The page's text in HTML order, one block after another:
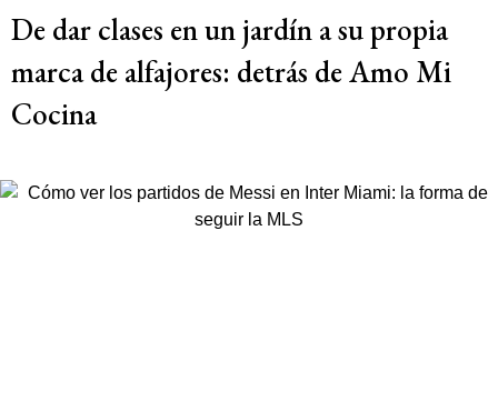
De dar clases en un jardín a su propia
marca de alfajores: detrás de Amo Mi
Cocina